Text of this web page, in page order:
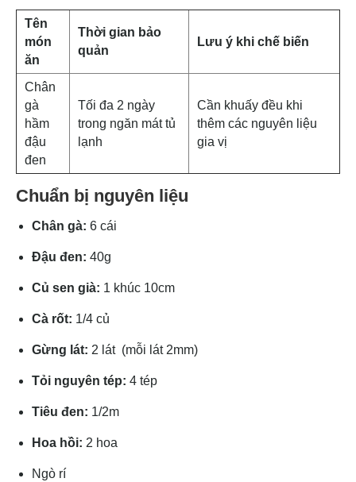
Tên
món
ăn
Thời gian bảo
quản
Lưu ý khi chế biến
Chân
gà
hầm
đậu
đen
Tối đa 2 ngày
trong ngăn mát tủ
lạnh
Cần khuấy đều khi
thêm các nguyên liệu
gia vị
Chuẩn bị nguyên liệu
Chân gà: 6 cái
Đậu đen: 40g
Củ sen già: 1 khúc 10cm
Cà rốt: 1/4 củ
Gừng lát: 2 lát (mỗi lát 2mm)
Tỏi nguyên tép: 4 tép
Tiêu đen: 1/2m
Hoa hồi: 2 hoa
Ngò rí